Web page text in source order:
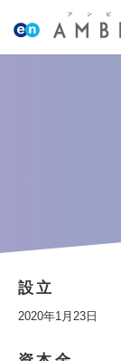
設立
2020年1月23日